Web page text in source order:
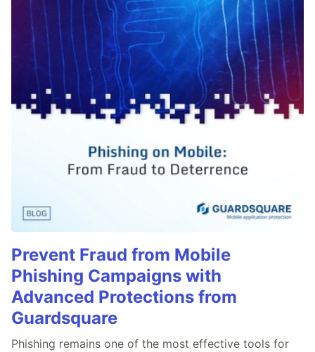
Prevent Fraud from Mobile
Phishing Campaigns with
Advanced Protections from
Guardsquare
Phishing remains one of the most effective tools for